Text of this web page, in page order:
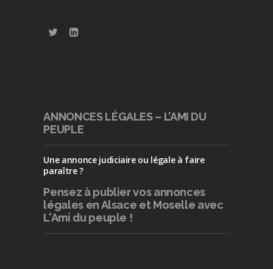
ANNONCES LÉGALES – L’AMI DU
PEUPLE
Une annonce judiciaire ou légale à faire
paraître ?
Pensez à publiervos annonces
légales en Alsace et Moselle avec
L'Ami du peuple !